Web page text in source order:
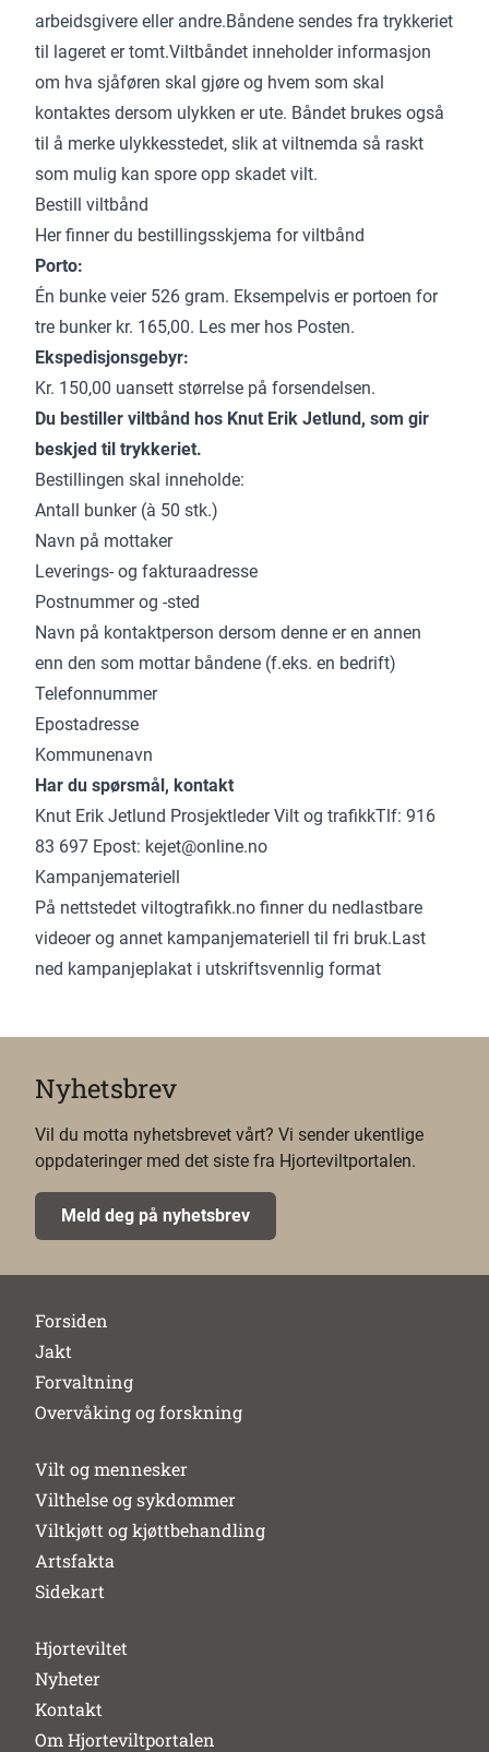
arbeidsgivere eller andre.Båndene sendes fra trykkeriet
til lageret er tomt.Viltbåndet inneholder informasjon
om hva sjåføren skal gjøre og hvem som skal
kontaktes dersom ulykken er ute. Båndet brukes også
til å merke ulykkesstedet, slik at viltnemda så raskt
som mulig kan spore opp skadet vilt.
Bestill viltbånd
Her finner du bestillingsskjema for viltbånd
Porto:
Én bunke veier 526 gram. Eksempelvis er portoen for
tre bunker kr. 165,00. Les mer hos Posten.
Ekspedisjonsgebyr:
Kr. 150,00 uansett størrelse på forsendelsen.
Du bestiller viltbånd hos Knut Erik Jetlund, som gir
beskjed til trykkeriet.
Bestillingen skal inneholde:
Antall bunker (à 50 stk.)
Navn på mottaker
Leverings- og fakturaadresse
Postnummer og -sted
Navn på kontaktperson dersom denne er en annen
enn den som mottar båndene (f.eks. en bedrift)
Telefonnummer
Epostadresse
Kommunenavn
Har du spørsmål, kontakt
Knut Erik Jetlund Prosjektleder Vilt og trafikkTlf: 916
83 697 Epost: kejet@online.no
Kampanjemateriell
På nettstedet viltogtrafikk.no finner du nedlastbare
videoer og annet kampanjemateriell til fri bruk.Last
ned kampanjeplakat i utskriftsvennlig format
Nyhetsbrev
Vil du motta nyhetsbrevet vårt? Vi sender ukentlige
oppdateringer med det siste fra Hjorteviltportalen.
Meld deg på nyhetsbrev
Forsiden
Jakt
Forvaltning
Overvåking og forskning
Vilt og mennesker
Vilthelse og sykdommer
Viltkjøtt og kjøttbehandling
Artsfakta
Sidekart
Hjorteviltet
Nyheter
Kontakt
Om Hjorteviltportalen